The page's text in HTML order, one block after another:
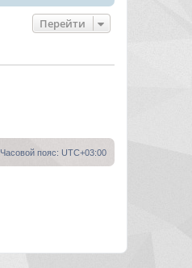
Перейти
Часовой пояс: UTC+03:00